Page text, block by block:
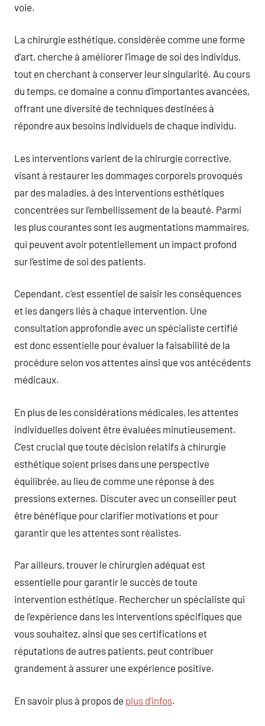
voie.
La chirurgie esthétique, considérée comme une forme
d’art, cherche à améliorer l’image de soi des individus,
tout en cherchant à conserver leur singularité. Au cours
du temps, ce domaine a connu d’importantes avancées,
offrant une diversité de techniques destinées à
répondre aux besoins individuels de chaque individu.
Les interventions varient de la chirurgie corrective,
visant à restaurer les dommages corporels provoqués
par des maladies, à des interventions esthétiques
concentrées sur l’embellissement de la beauté. Parmi
les plus courantes sont les augmentations mammaires,
qui peuvent avoir potentiellement un impact profond
sur l’estime de soi des patients.
Cependant, c’est essentiel de saisir les conséquences
et les dangers liés à chaque intervention. Une
consultation approfondie avec un spécialiste certifié
est donc essentielle pour évaluer la faisabilité de la
procédure selon vos attentes ainsi que vos antécédents
médicaux.
En plus de les considérations médicales, les attentes
individuelles doivent être évaluées minutieusement.
C’est crucial que toute décision relatifs à chirurgie
esthétique soient prises dans une perspective
équilibrée, au lieu de comme une réponse à des
pressions externes. Discuter avec un conseiller peut
être bénéfique pour clarifier motivations et pour
garantir que les attentes sont réalistes.
Par ailleurs, trouver le chirurgien adéquat est
essentielle pour garantir le succès de toute
intervention esthétique. Rechercher un spécialiste qui
de l’expérience dans les interventions spécifiques que
vous souhaitez, ainsi que ses certifications et
réputations de autres patients, peut contribuer
grandement à assurer une expérience positive.
En savoir plus à propos de plus d’infos.